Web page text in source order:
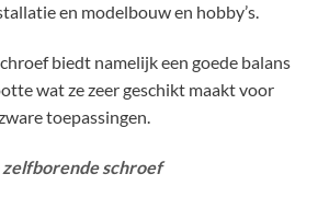
en modelbouw en hobby’s.
biedt namelijk een goede balans
wat ze zeer geschikt maakt voor
toepassingen.
schroef